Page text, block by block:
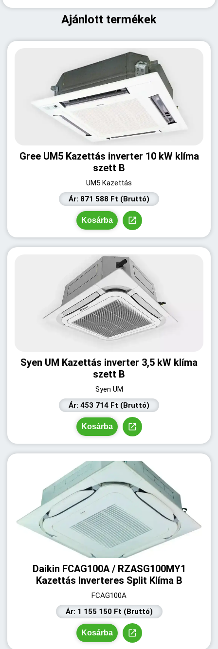
Ajánlott termékek
Gree UM5 Kazettás inverter 10 kW klíma
szett B
UM5 Kazettás
Ár: 871 588 Ft (Bruttó)
Kosárba
Syen UM Kazettás inverter 3,5 kW klíma
szett B
Syen UM
Ár: 453 714 Ft (Bruttó)
Kosárba
Daikin FCAG100A / RZASG100MY1
Kazettás Inverteres Split Klíma B
FCAG100A
Ár: 1 155 150 Ft (Bruttó)
Kosárba